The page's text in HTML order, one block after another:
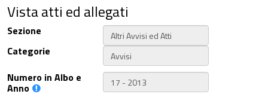
Vista atti ed allegati
Sezione
Categorie
Numero in Albo e
Anno